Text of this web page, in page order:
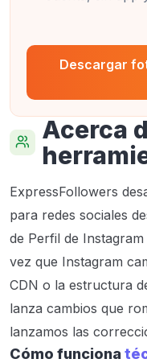
Descargar
Acerca
ExpressFollowers
para redes sociales
de Perfil de
vez que Instagram
CDN o la estructura
lanza cambios que
lanzamos las
Cómo funciona